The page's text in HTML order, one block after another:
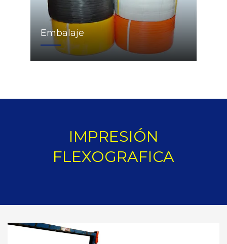
Embalaje
IMPRESIÓN
FLEXOGRAFICA